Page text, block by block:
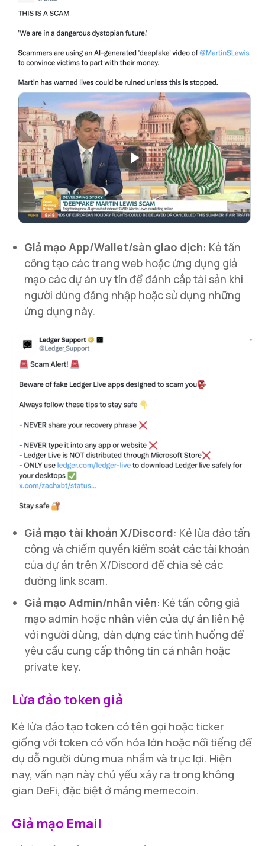
Giả mạo App/Wallet/sàn giao dịch: Kẻ tấn
công tạo các trang web hoặc ứng dụng giả
mạo các dự án uy tín để đánh cắp tài sản khi
người dùng đăng nhập hoặc sử dụng những
ứng dụng này.
Giả mạo tài khoản X/Discord: Kẻ lừa đảo tấn
công và chiếm quyền kiểm soát các tài khoản
của dự án trên X/Discord để chia sẻ các
đường link scam.
Giả mạo Admin/nhân viên: Kẻ tấn công giả
mạo admin hoặc nhân viên của dự án liên hệ
với người dùng, dàn dựng các tình huống để
yêu cầu cung cấp thông tin cá nhân hoặc
private key.
Lừa đảo token giả
Kẻ lừa đảo tạo token có tên gọi hoặc ticker
giống với token có vốn hóa lớn hoặc nổi tiếng để
dụ dỗ người dùng mua nhầm và trục lợi. Hiện
nay, vấn nạn này chủ yếu xảy ra trong không
gian DeFi, đặc biệt ở mảng memecoin.
Giả mạo Email